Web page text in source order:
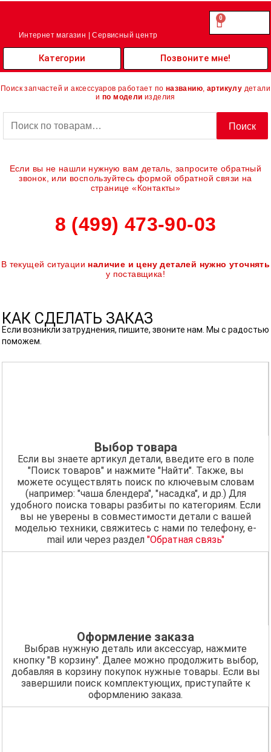
Интернет магазин | Сервисный центр
0.00
0
Cart
Категории Позвоните мне!
Поиск запчастей и аксессуаров работает по названию артикулу детали
и по модели изделия
Поиск
Если вы не нашли нужную вам деталь, запросите обратный
звонок, или воспользуйтесь формой обратной связи на
странице «Контакты»
8 (499) 473-90-03
В текущей ситуации наличие и цену деталей нужно уточнять
у поставщика!
КАК СДЕЛАТЬ ЗАКАЗ
Если возникли затруднения, пишите, звоните нам. Мы с радостью
поможем.
Выбор товара
Если вы знаете артикул детали, введите его в поле
"Поиск товаров" и нажмите "Найти". Также, вы
можете осуществлять поиск по ключевым словам
(например: "чаша блендера", "насадка", и др.) Для
удобного поиска товары разбиты по категориям. Если
вы не уверены в совместимости детали с вашей
моделью техники, свяжитесь с нами по телефону, e-
mail или через раздел "Обратная связь"
Оформление заказа
Выбрав нужную деталь или аксессуар, нажмите
кнопку "В корзину". Далее можно продолжить выбор,
добавляя в корзину покупок нужные товары. Если вы
завершили поиск комплектующих, приступайте к
оформлению заказа.